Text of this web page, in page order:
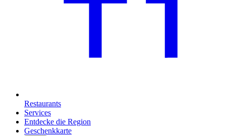
Restaurants
Services
Entdecke die Region
Geschenkkarte